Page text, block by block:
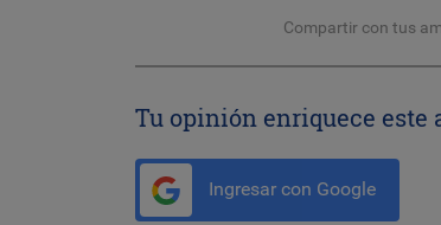
Compartir con tus
Tu opinión enriquece este
Ingresar con Google